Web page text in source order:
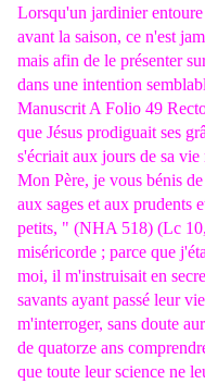
Lorsqu'un jardinier
avant la saison, ce n'est
mais afin de le présenter
dans une intention
Manuscrit A Folio 49
que Jésus prodiguait ses
s'écriait aux jours de sa
Mon Père, je vous bénis
aux sages et aux prudents
petits, " (NHA 518) (Lc
miséricorde ; parce que
moi, il m'instruisait en
savants ayant passé leur
m'interroger, sans doute
de quatorze ans
que toute leur science ne